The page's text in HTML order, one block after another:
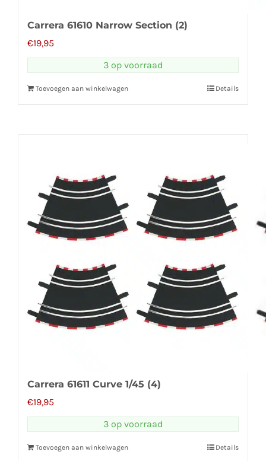
Carrera 61610 Narrow Section (2)
€19,95
3 op voorraad
Toevoegen aan winkelwagen Details
Carrera 61611 Curve 1/45 (4)
€19,95
3 op voorraad
Toevoegen aan winkelwagen Details